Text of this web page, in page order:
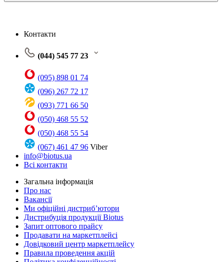
Контакти
(044) 545 77 23
(095) 898 01 74
(096) 267 72 17
(093) 771 66 50
(050) 468 55 52
(050) 468 55 54
(067) 461 47 96 Viber
info@biotus.ua
Всі контакти
Загальна інформація
Про нас
Вакансії
Ми офіційні дистриб’ютори
Дистрибуція продукції Biotus
Запит оптового прайсу
Продавати на маркетплейсі
Довідковий центр маркетплейсу
Правила проведення акцій